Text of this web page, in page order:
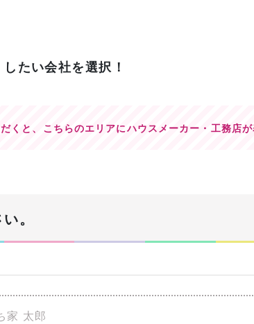
たい会社を選択！
くと、 こちらのエリアにハウスメーカー・工務店が
。